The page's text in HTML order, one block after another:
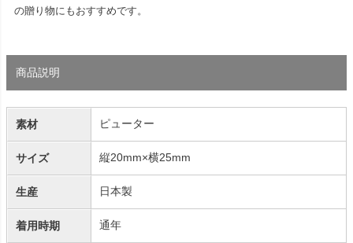
の贈り物にもおすすめです。
商品説明
素材 ピューター
サイズ 縦20mm×横25mm
生産 日本製
着用時期 通年